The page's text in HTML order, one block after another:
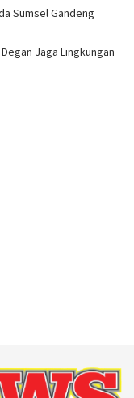
Sumsel Gandeng
Jaga Lingkungan